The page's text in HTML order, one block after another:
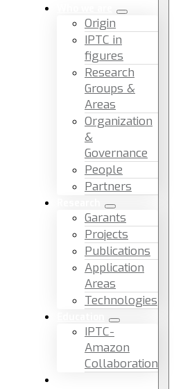
Origin
IPTC in
figures
Research
Groups &
Areas
Organization
&
Governance
People
Partners
Garants
Projects
Publications
Application
Areas
Technologies
IPTC-
Amazon
Collaboration